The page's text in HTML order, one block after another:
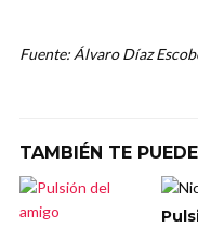
Fuente: Álvaro Díaz
TAMBIÉN TE